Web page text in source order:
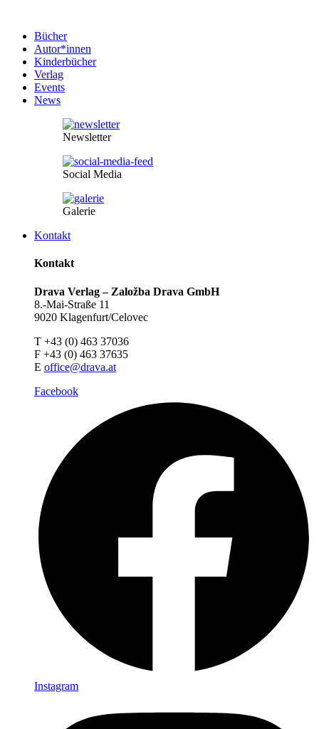
Bücher
Autor*innen
Kinderbücher
Verlag
Events
News
Newsletter
Social Media
Galerie
Kontakt
Kontakt
Drava Verlag – Založba Drava GmbH
8.-Mai-Straße 11
9020 Klagenfurt/Celovec
T +43 (0) 463 37036
F +43 (0) 463 37635
E office@drava.at
Facebook
Instagram